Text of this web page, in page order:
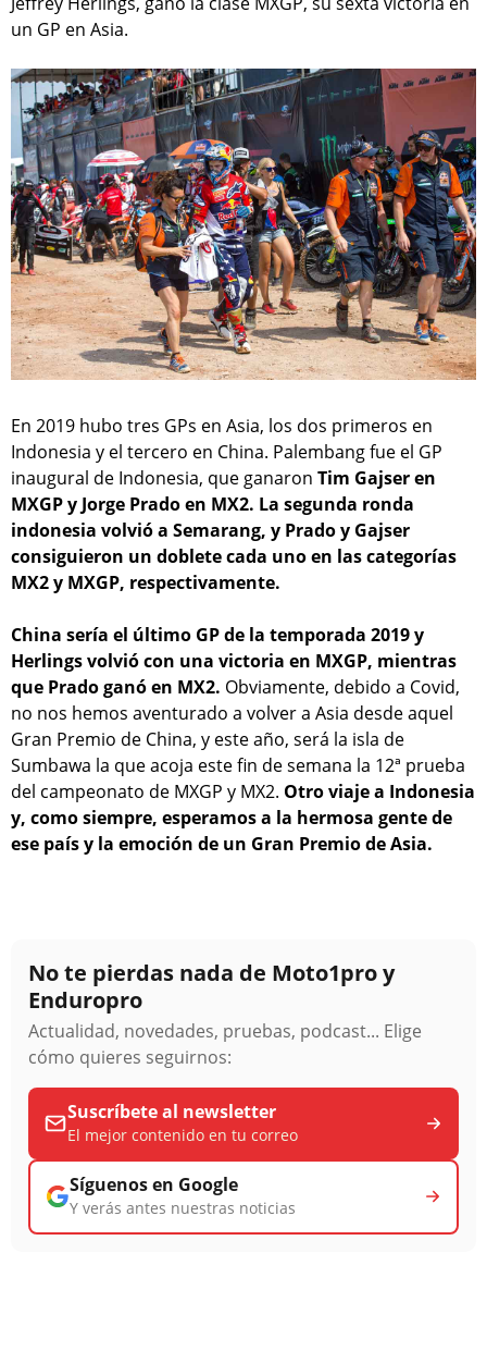
un GP en Asia.
En 2019 hubo tres GPs en Asia, los dos primeros en
Indonesia y el tercero en China. Palembang fue el GP
inaugural de Indonesia, que ganaron Tim Gajser en
MXGP y Jorge Prado en MX2. La segunda ronda
indonesia volvió a Semarang, y Prado y Gajser
consiguieron un doblete cada uno en las categorías
MX2 y MXGP, respectivamente.
China sería el último GP de la temporada 2019 y
Herlings volvió con una victoria en MXGP, mientras
que Prado ganó en MX2. Obviamente, debido a Covid,
no nos hemos aventurado a volver a Asia desde aquel
Gran Premio de China, y este año, será la isla de
Sumbawa la que acoja este fin de semana la 12ª prueba
del campeonato de MXGP y MX2. Otro viaje a Indonesia
y, como siempre, esperamos a la hermosa gente de
ese país y la emoción de un Gran Premio de Asia.
No te pierdas nada de Moto1pro y
Enduropro
Actualidad, novedades, pruebas, podcast... Elige
cómo quieres seguirnos:
Suscríbete al newsletter
El mejor contenido en tu correo
Síguenos en Google
Y verás antes nuestras noticias